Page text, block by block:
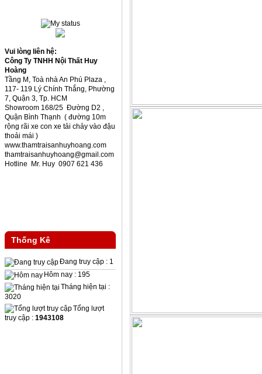
Vui lòng liên hệ:
Công Ty TNHH Nội Thất Huy
Hoàng
Tầng M, Toà nhà An Phú Plaza ,
117- 119 Lý Chính Thắng, Phường
7, Quận 3, Tp. HCM
Showroom 168/25 Đường D2 ,
Quận Bình Thạnh ( đường 10m
rộng rãi xe con xe tải chảy vào đậu
thoải mái )
www.thamtraisanhuyhoang.com
thamtraisanhuyhoang@gmail.com
Hotline Mr. Huy 0907 621 436
Thống Kê
Đang truy cập : 1
Hôm nay : 195
Tháng hiện tại :
3020
Tổng lượt
truy cập : 1943108